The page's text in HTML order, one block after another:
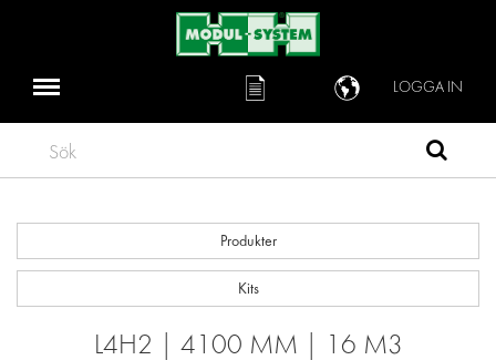
LOGGA IN
Sök
Produkter
Kits
L4H2 | 4100 MM | 16 M3